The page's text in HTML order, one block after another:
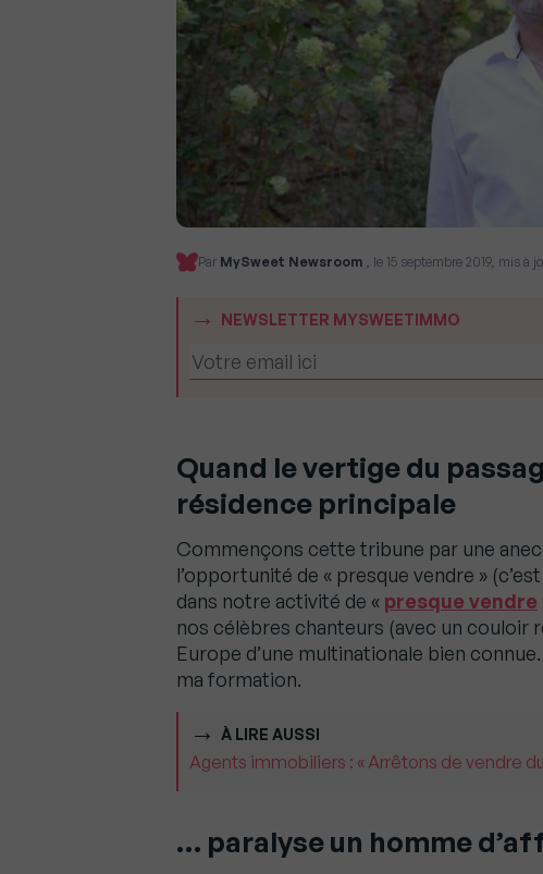
Par MySweet Newsroom , le 15 septembre 2019, mis à
NEWSLETTER MYSWEETIMMO
Quand le vertige du
résidence principale
Commençons cette tribune par une
l’opportunité de « presque vendre »
dans notre activité de « presque vendre
nos célèbres chanteurs (avec un couloir
Europe d’une multinationale bien
ma formation.
À LIRE AUSSI
Agents immobiliers : « Arrêtons de vendre
… paralyse un homme